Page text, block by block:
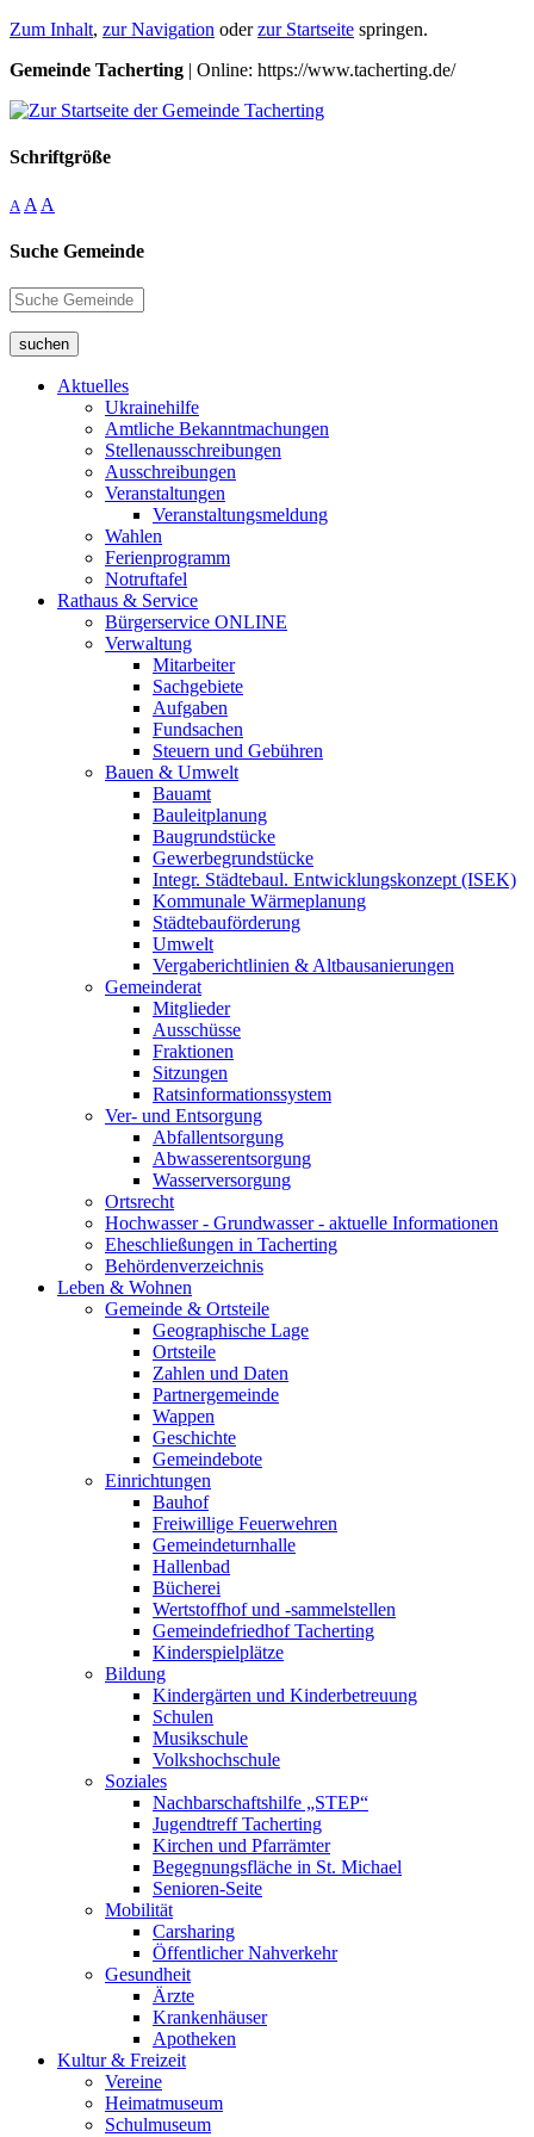
Zum Inhalt, zur Navigation oderzur Startseite springen.
Gemeinde Tacherting | Online: https://www.tacherting.de/
Schriftgröße
A A A
Suche Gemeinde
suchen
Aktuelles
Ukrainehilfe
Amtliche Bekanntmachungen
Stellenausschreibungen
Ausschreibungen
Veranstaltungen
Veranstaltungsmeldung
Wahlen
Ferienprogramm
Notruftafel
Rathaus & Service
Bürgerservice ONLINE
Verwaltung
Mitarbeiter
Sachgebiete
Aufgaben
Fundsachen
Steuern und Gebühren
Bauen & Umwelt
Bauamt
Bauleitplanung
Baugrundstücke
Gewerbegrundstücke
Integr. Städtebaul. Entwicklungskonzept (ISEK)
Kommunale Wärmeplanung
Städtebauförderung
Umwelt
Vergaberichtlinien & Altbausanierungen
Gemeinderat
Mitglieder
Ausschüsse
Fraktionen
Sitzungen
Ratsinformationssystem
Ver- und Entsorgung
Abfallentsorgung
Abwasserentsorgung
Wasserversorgung
Ortsrecht
Hochwasser - Grundwasser - aktuelle Informationen
Eheschließungen in Tacherting
Behördenverzeichnis
Leben & Wohnen
Gemeinde & Ortsteile
Geographische Lage
Ortsteile
Zahlen und Daten
Partnergemeinde
Wappen
Geschichte
Gemeindebote
Einrichtungen
Bauhof
Freiwillige Feuerwehren
Gemeindeturnhalle
Hallenbad
Bücherei
Wertstoffhof und -sammelstellen
Gemeindefriedhof Tacherting
Kinderspielplätze
Bildung
Kindergärten und Kinderbetreuung
Schulen
Musikschule
Volkshochschule
Soziales
Nachbarschaftshilfe „STEP“
Jugendtreff Tacherting
Kirchen und Pfarrämter
Begegnungsfläche in St. Michael
Senioren-Seite
Mobilität
Carsharing
Öffentlicher Nahverkehr
Gesundheit
Ärzte
Krankenhäuser
Apotheken
Kultur & Freizeit
Vereine
Heimatmuseum
Schulmuseum